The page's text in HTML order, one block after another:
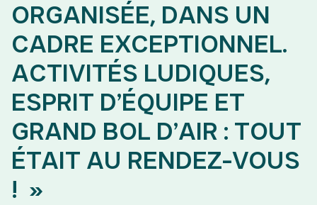
ORGANISÉE, DANS UN
CADRE EXCEPTIONNEL.
ACTIVITÉS LUDIQUES,
ESPRIT D’ÉQUIPE ET
GRAND BOL D’AIR : TOUT
ÉTAIT AU RENDEZ-VOUS
! »